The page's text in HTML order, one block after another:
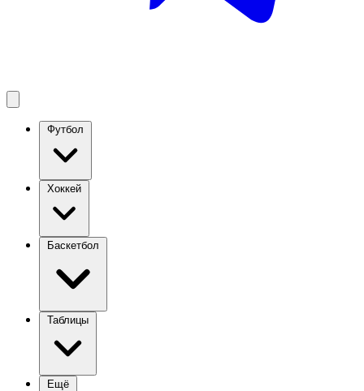
Футбол
Хоккей
Баскетбол
Таблицы
Ещё